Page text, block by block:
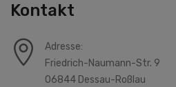
Kontakt
Adresse:
Friedrich-Naumann-Str. 9
06844 Dessau-Roßlau